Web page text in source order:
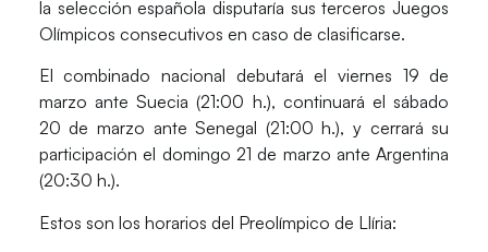
la selección española disputaría sus terceros Juegos
Olímpicos consecutivos en caso de clasificarse.
El combinado nacional debutará el viernes 19 de
marzo ante Suecia (21:00 h.), continuará el sábado
20 de marzo ante Senegal (21:00 h.), y cerrará su
participación el domingo 21 de marzo ante Argentina
(20:30 h.).
Estos son los horarios del Preolímpico de Llíria: